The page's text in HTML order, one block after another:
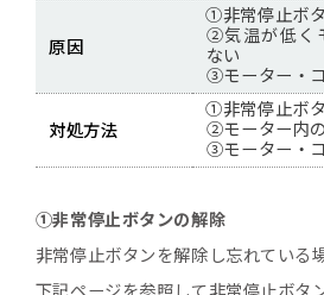
原因
①非常停止ボ
②気温が低く
ない
③モーター・
対処方法
①非常停止ボ
②モーター内
③モーター・
①非常停止ボタンの解除
非常停止ボタンを解除し忘れている
下記ページを参照して非常停止ボタ